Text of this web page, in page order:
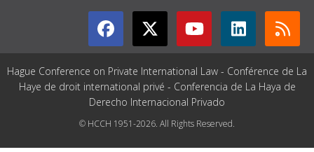
Hague Conference on Private International Law - Conférence de La
Haye de droit international privé - Conferencia de La Haya de
Derecho Internacional Privado
© HCCH 1951-2026. All Rights Reserved.